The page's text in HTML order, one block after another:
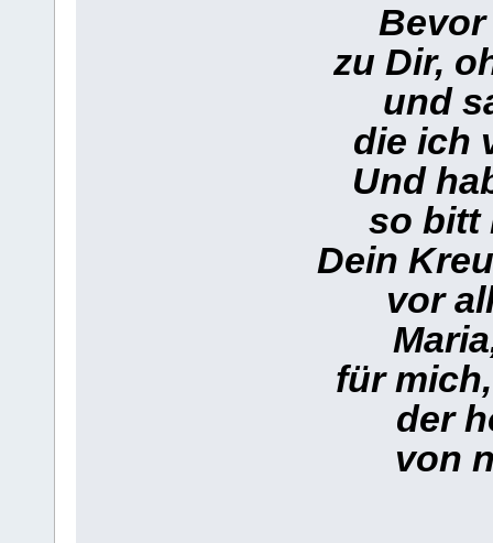
Bevor
zu Dir,
und
die ich
Und
so bitt
Dein
vor
für
der
von